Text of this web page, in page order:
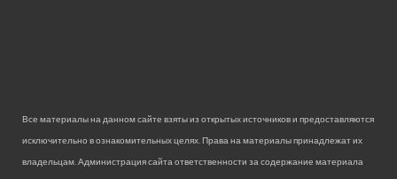
Все материалы на данном сайте взяты из открытых источников и предоставляются
исключительно в ознакомительных целях. Права на материалы принадлежат их
владельцам. Администрация сайта ответственности за содержание материала